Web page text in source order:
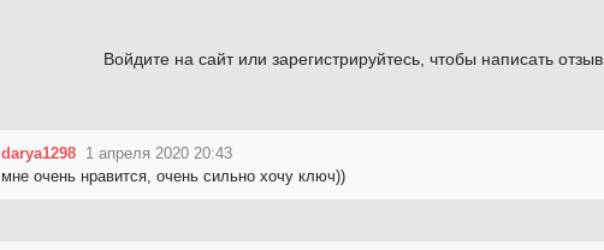
Войдите на сайт или зарегистрируйтесь, чтобы написать отзыв.
darya1298 1 апреля 2020 20:43
мне очень нравится, очень сильно хочу ключ))